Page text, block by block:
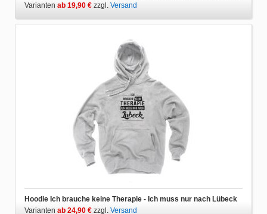
Varianten ab 19,90 € zzgl. Versand
Hoodie Ich brauche keine Therapie - Ich muss nur nach Lübeck
Varianten ab 24,90 € zzgl. Versand